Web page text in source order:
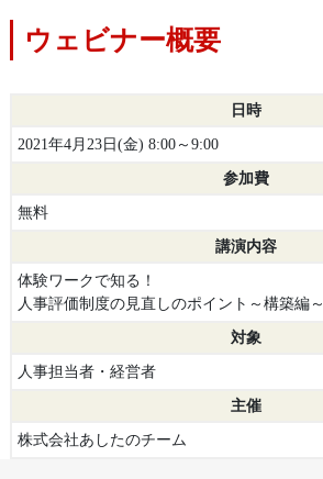
ウェビナー概要
日時
2021年4月23日(金) 8:00～9:00
参加費
無料
講演内容
体験ワークで知る！
人事評価制度の見直しのポイント～構築編～
対象
人事担当者・経営者
主催
株式会社あしたのチーム